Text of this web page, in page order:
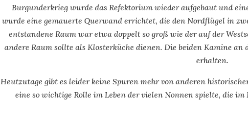
Burgunderkrieg wurde das Refektorium wieder aufgebaut und
wurde eine gemauerte Querwand errichtet, die den Nordflügel in
entstandene Raum war etwa doppelt so groß wie der auf der
andere Raum sollte als Klosterküche dienen. Die beiden Kamine
erhalten.
Heutzutage gibt es leider keine Spuren mehr von anderen
eine so wichtige Rolle im Leben der vielen Nonnen spielte, die